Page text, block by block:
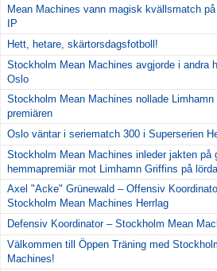
Mean Machines vann magisk kvällsmatch
IP
Hett, hetare, skärtorsdagsfotboll!
Stockholm Mean Machines avgjorde i andra
Oslo
Stockholm Mean Machines nollade Limhamn
premiären
Oslo väntar i seriematch 300 i Superserien
Stockholm Mean Machines inleder jakten på
hemmapremiär mot Limhamn Griffins på
Axel "Acke" Grünewald – Offensiv
Stockholm Mean Machines Herrlag
Defensiv Koordinator – Stockholm Mean
Välkommen till Öppen Träning med
Machines!